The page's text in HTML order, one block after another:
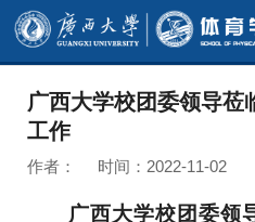
广西大学校团委领导莅
工作
作者： 时间：2022-11-02
广西大学校团委领